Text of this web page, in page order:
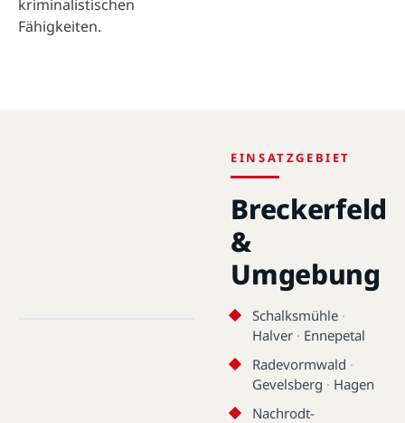
kriminalistischen
Fähigkeiten.
EINSATZGEBIET
Breckerfeld
&
Umgebung
Schalksmühle ·
Halver · Ennepetal
Radevormwald ·
Gevelsberg · Hagen
Nachrodt-